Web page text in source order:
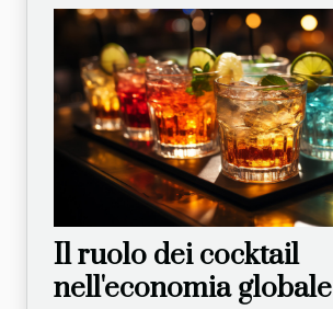
Il ruolo dei cocktail
nell'economia globale